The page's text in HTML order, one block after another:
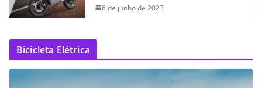
8 de junho de 2023
Bicicleta Elétrica